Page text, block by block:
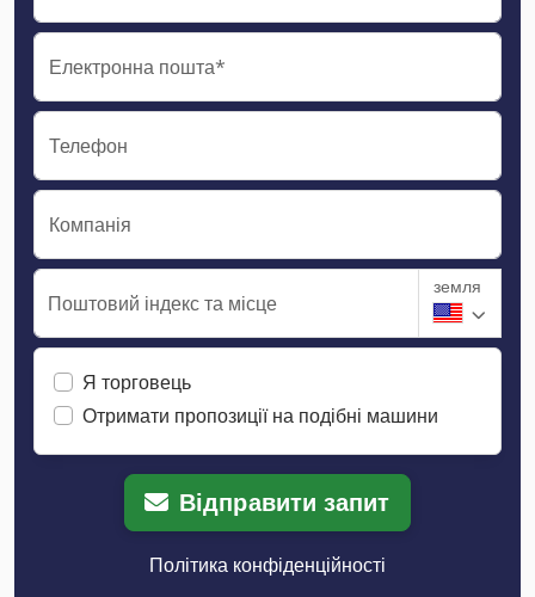
Електронна пошта*
Телефон
Компанія
Поштовий індекс та місце
земля
Я торговець
Отримати пропозиції на подібні машини
Відправити запит
Політика конфіденційності